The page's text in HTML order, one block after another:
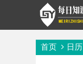
首页 日历